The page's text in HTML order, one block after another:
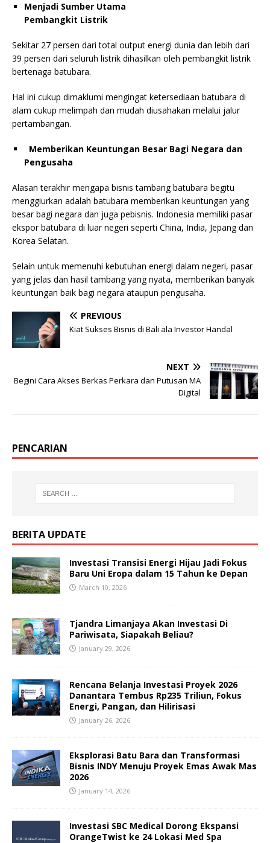
Menjadi Sumber Utama
Pembangkit Listrik
Sekitar 27 persen dari total output energi dunia dan lebih dari
39 persen dari seluruh listrik dihasilkan oleh pembangkit listrik
bertenaga batubara.
Hal ini cukup dimaklumi mengingat ketersediaan batubara di
alam cukup melimpah dan mudah diusahakan melalui jalur
pertambangan.
Memberikan Keuntungan Besar Bagi Negara dan
Pengusaha
Alasan terakhir mengapa bisnis tambang batubara begitu
menggiurkan adalah batubara memberikan keuntungan yang
besar bagi negara dan juga pebisnis. Indonesia memiliki pasar
ekspor batubara di luar negeri seperti China, India, Jepang dan
Korea Selatan.
Selain untuk memenuhi kebutuhan energi dalam negeri, pasar
yang jelas dan hasil tambang yang nyata, memberikan banyak
keuntungan baik bagi negara ataupun pengusaha.
PREVIOUS
Kiat Sukses Bisnis di Bali ala Investor Handal
NEXT
Begini Cara Akses Berkas Perkara dan Putusan MA
Digital
PENCARIAN
BERITA UPDATE
Investasi Transisi Energi Hijau Jadi Fokus
Baru Uni Eropa dalam 15 Tahun ke Depan
March 10, 2026
Tjandra Limanjaya Akan Investasi Di
Pariwisata, Siapakah Beliau?
January 29, 2026
Rencana Belanja Investasi Proyek 2026
Danantara Tembus Rp235 Triliun, Fokus
Energi, Pangan, dan Hilirisasi
January 26, 2026
Eksplorasi Batu Bara dan Transformasi
Bisnis INDY Menuju Proyek Emas Awak Mas
2026
January 14, 2026
Investasi SBC Medical Dorong Ekspansi
OrangeTwist ke 24 Lokasi Med Spa